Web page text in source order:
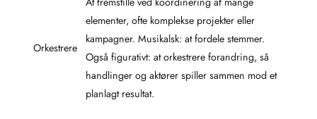
Orkestrere
elementer, ofte komplekse projekter eller
kampagner. Musikalsk: at fordele stemmer.
Også figurativt: at orkestrere forandring, så
handlinger og aktører spiller sammen mod et
planlagt resultat.